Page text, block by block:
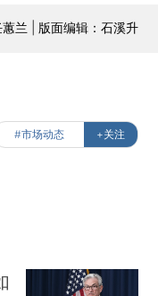
兰 | 版面编辑：石溪升
#市场动态 +关注